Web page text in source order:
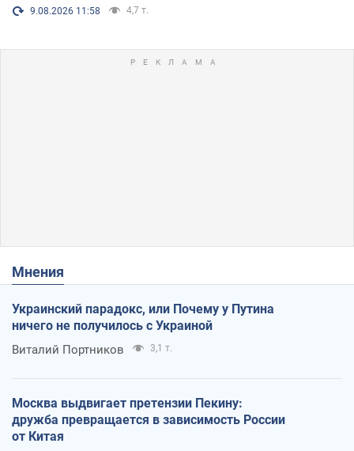
9.08.2026 11:58 4,7 т.
Мнения
Украинский парадокс, или Почему у Путина
ничего не получилось с Украиной
Виталий Портников 3,1 т.
Москва выдвигает претензии Пекину:
дружба превращается в зависимость России
от Китая